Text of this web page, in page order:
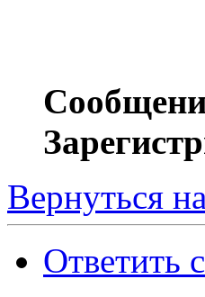
Вернуться
Ответить